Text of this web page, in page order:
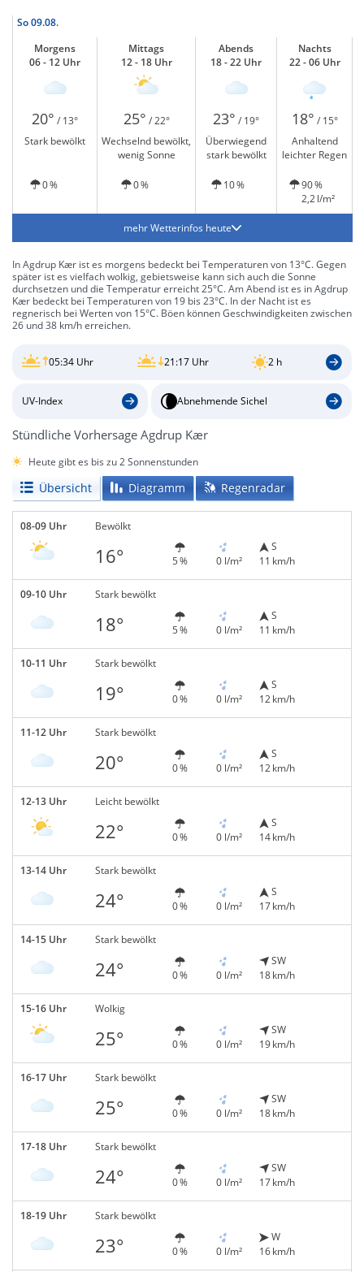
So09.08.
Morgens
06 - 12 Uhr
Mittags
12 - 18 Uhr
Abends
18 - 22 Uhr
Nachts
22 - 06 Uhr
20° / 13° 25° / 22° 23° / 19° 18° / 15°
Stark bewölkt
Wechselnd bewölkt,
wenig Sonne
Überwiegend
stark bewölkt
Anhaltend
leichter Regen
0 % 0 % 10 %
90 %
2,2 l/m²
mehr Wetterinfos heute
In Agdrup Kær ist es morgens bedeckt bei Temperaturen von 13°C. Gegen
später ist es vielfach wolkig, gebietsweise kann sich auch die Sonne
durchsetzen und die Temperatur erreicht 25°C. Am Abend ist es in Agdrup
Kær bedeckt bei Temperaturen von 19 bis 23°C. In der Nacht ist es
regnerisch bei Werten von 15°C. Böen können Geschwindigkeiten zwischen
26 und 38 km/h erreichen.
05:34 Uhr 21:17 Uhr 2 h
UV-Index Abnehmende Sichel
Stündliche Vorhersage Agdrup Kær
Heute gibt es bis zu 2 Sonnenstunden
Übersicht Diagramm Regenradar
08-09 Uhr Bewölkt
16° 5 % 0 l/m²
S
11 km/h
09-10 Uhr Stark bewölkt
18° 5 % 0 l/m²
S
11 km/h
10-11 Uhr Stark bewölkt
19° 0 % 0 l/m²
S
12 km/h
11-12 Uhr Stark bewölkt
20° 0 % 0 l/m²
S
12 km/h
12-13 Uhr Leicht bewölkt
22° 0 % 0 l/m²
S
14 km/h
13-14 Uhr Stark bewölkt
24° 0 % 0 l/m²
S
17 km/h
14-15 Uhr Stark bewölkt
24° 0 % 0 l/m²
SW
18 km/h
15-16 Uhr Wolkig
25° 0 % 0 l/m²
SW
19 km/h
16-17 Uhr Stark bewölkt
25° 0 % 0 l/m²
SW
18 km/h
17-18 Uhr Stark bewölkt
24° 0 % 0 l/m²
SW
17 km/h
18-19 Uhr Stark bewölkt
23° 0 % 0 l/m²
W
16 km/h